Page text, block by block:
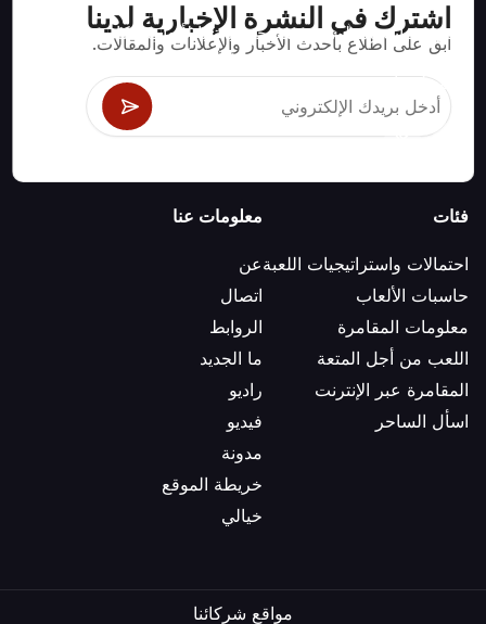
اشترك في النشرة الإخبارية لدينا
ابق على اطلاع بأحدث الأخبار والإعلانات والمقالات.
استراتيجيات ومعلومات صحيحة رياضيا لألعاب الكازينو مثل
البلاك جاك وكرابس والروليت ومئات الألعاب الأخرى التي
يمكن لعبها.
فئات
احتمالات واستراتيجيات اللعبة
حاسبات الألعاب
معلومات المقامرة
اللعب من أجل المتعة
المقامرة عبر الإنترنت
اسأل الساحر
معلومات عنا
عن
اتصال
الروابط
ما الجديد
راديو
فيديو
مدونة
خريطة الموقع
خيالي
مواقع شركائنا